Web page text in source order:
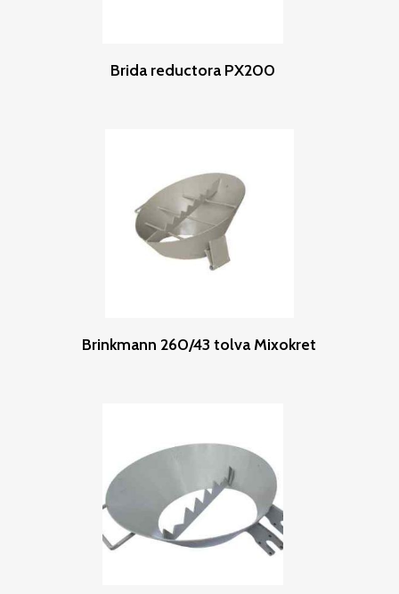
Leer Más
Brida reductora PX200
Leer Más
Brinkmann 260/43 tolva Mixokret